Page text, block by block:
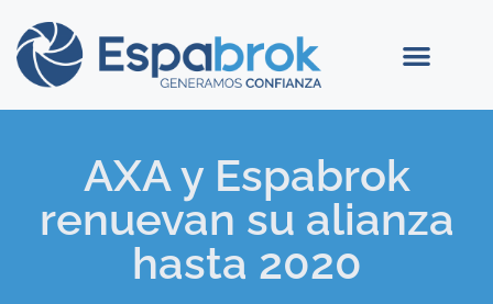
AXA y Espabrok
renuevan su alianza
hasta 2020